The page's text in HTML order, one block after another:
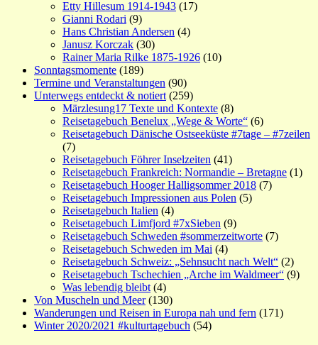
Etty Hillesum 1914-1943 (17)
Gianni Rodari (9)
Hans Christian Andersen (4)
Janusz Korczak (30)
Rainer Maria Rilke 1875-1926 (10)
Sonntagsmomente (189)
Termine und Veranstaltungen (90)
Unterwegs entdeckt & notiert (259)
Märzlesung17 Texte und Kontexte (8)
Reisetagebuch Benelux „Wege & Worte“ (6)
Reisetagebuch Dänische Ostseeküste #7tage – #7zeilen
(7)
Reisetagebuch Föhrer Inselzeiten (41)
Reisetagebuch Frankreich: Normandie – Bretagne (1)
Reisetagebuch Hooger Halligsommer 2018 (7)
Reisetagebuch Impressionen aus Polen (5)
Reisetagebuch Italien (4)
Reisetagebuch Limfjord #7xSieben (9)
Reisetagebuch Schweden #sommerzeitworte (7)
Reisetagebuch Schweden im Mai (4)
Reisetagebuch Schweiz: „Sehnsucht nach Welt“ (2)
Reisetagebuch Tschechien „Arche im Waldmeer“ (9)
Was lebendig bleibt (4)
Von Muscheln und Meer(130)
Wanderungen und Reisen in Europa nah und fern (171)
Winter 2020/2021 #kulturtagebuch (54)